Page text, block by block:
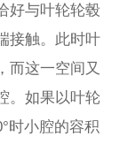
好与叶轮轮毂
接触。此时叶
而这一空间又
。如果以叶轮
时小腔的容积